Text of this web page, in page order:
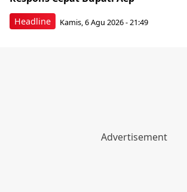
Headline Kamis, 6 Agu 2026 - 21:49